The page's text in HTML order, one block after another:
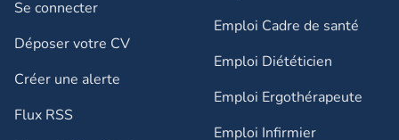
Se connecter
Déposer votre CV
Créer une alerte
Flux RSS
Emploi Cadre de santé
Emploi Diététicien
Emploi Ergothérapeute
Emploi Infirmier